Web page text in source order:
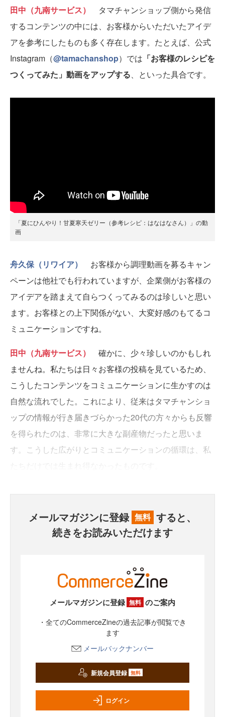
田中（九南サービス）
タマチャンショップ側から発信
するコンテンツの中には、お客様からいただいたアイデ
アを参考にしたものも多く存在します。たとえば、公式
Instagram（@tamachanshop）では 「お客様のレシピを
つくってみた」動画をアップする 、といった具合です。
「夏にひんやり！甘夏寒天ゼリー（参考レシピ：はなはなさん）」の動
画
舟久保（リワイア）
お客様から調理動画を募るキャン
ペーンは他社でも行われていますが、企業側がお客様の
アイデアを踏まえて自らつくってみるのは珍しいと思い
ます。お客様との上下関係がない、大変好感のもてるコ
ミュニケーションですね。
田中（九南サービス）
確かに、少々珍しいのかもしれ
ませんね。私たちは日々お客様の投稿を見ているため、
こうしたコンテンツをコミュニケーションに生かすのは
自然な流れでした。これにより、従来はタマチャンショ
ップの情報が行き届きづらかった20代の方々からも反響
を得られたのは、非常に大きな副産物だったと思いま
す。こうした広がりとコミュニケーションの循環は、私
メールマガジンに登録 無料 すると、
続きをお読みいただけます
メールマガジンに登録 無料 のご案内
・全てのCommerceZineの過去記事が閲覧でき
ます
メールバックナンバー
新規会員登録 無料
ログイン